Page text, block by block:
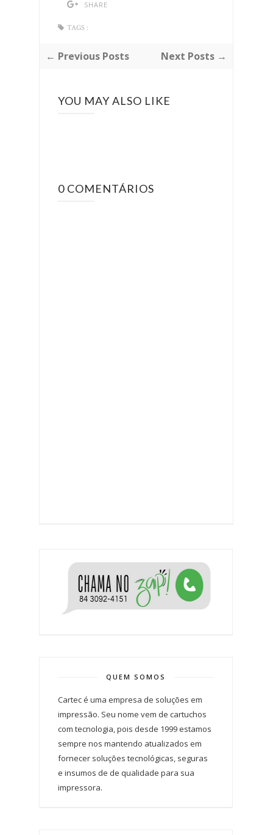
SHARE
TAGS :
← Previous Posts Next Posts →
YOU MAY ALSO LIKE
0 COMENTÁRIOS
QUEM SOMOS
Cartec é uma empresa de soluções em
impressão. Seu nome vem de cartuchos
com tecnologia, pois desde 1999 estamos
sempre nos mantendo atualizados em
fornecer soluções tecnológicas, seguras
e insumos de de qualidade para sua
impressora.